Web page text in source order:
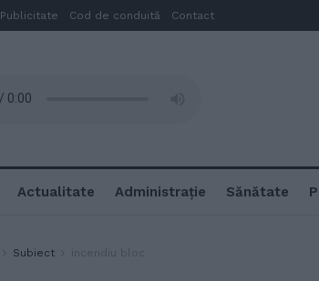
Publicitate Cod de conduită Contact
Actualitate Administrație Sănătate
Subiect incendiu bloc